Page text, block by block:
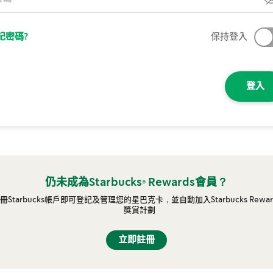
密碼? 保持登入
登入
仍未成為Starbucks® Rewards會員？
Starbucks帳戶即可登記及管理您的星巴克卡，並自動加入Starbucks
獎賞計劃
立即註冊